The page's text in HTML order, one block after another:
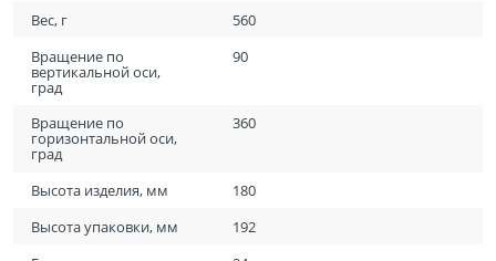
Вес, г
560
Вращение по
вертикальной оси,
град
90
Вращение по
горизонтальной оси,
град
360
Высота изделия, мм
180
Высота упаковки, мм
192